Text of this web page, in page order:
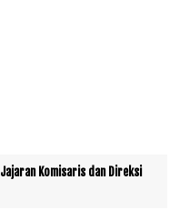
Jajaran Komisaris dan Direksi